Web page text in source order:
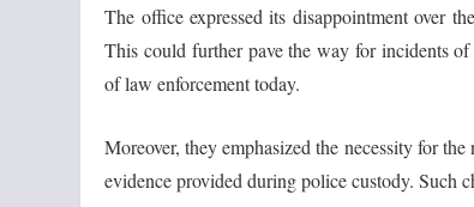
The office expressed its disappointment over
This could further pave the way for incidents
of law enforcement today.
Moreover, they emphasized the necessity for
evidence provided during police custody. Such